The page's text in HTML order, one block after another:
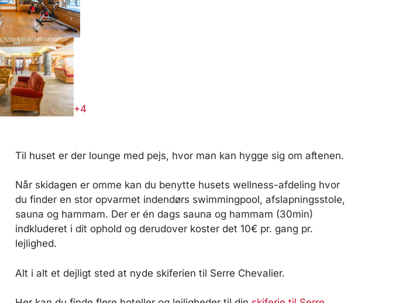
+4
Til huset er der lounge med pejs, hvor man kan hygge sig om aftenen.
Når skidagen er omme kan du benytte husets wellness-afdeling hvor
du finder en stor opvarmet indendørs swimmingpool, afslapningsstole,
sauna og hammam. Der er én dags sauna og hammam (30min)
indkluderet i dit ophold og derudover koster det 10€ pr. gang pr.
lejlighed.
Alt i alt et dejligt sted at nyde skiferien til Serre Chevalier.